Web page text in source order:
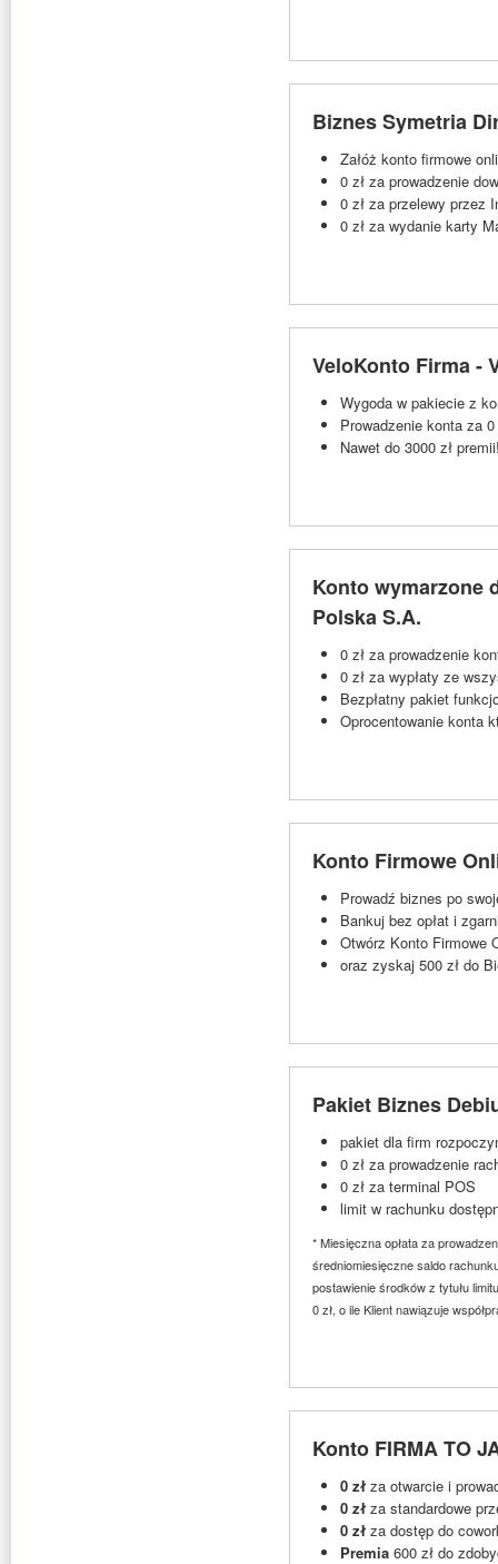
Biznes Symetria
Załóż konto firmowe
0 zł za prowadzenie
0 zł za przelewy przez
0 zł za wydanie karty
VeloKonto Firma -
Wygoda w pakiecie z
Prowadzenie konta za
Nawet do 3000 zł
Konto wymarzone
Polska S.A.
0 zł za prowadzenie
0 zł za wypłaty ze
Bezpłatny pakiet
Oprocentowanie konta
Konto Firmowe
Prowadź biznes po
Bankuj bez opłat i
Otwórz Konto Firmowe
oraz zyskaj 500 zł do
Pakiet Biznes
pakiet dla firm
0 zł za prowadzenie
0 zł za terminal POS
limit w rachunku
* Miesięczna opłata za
średniomiesięczne saldo
postawienie środków z tytułu
0 zł, o ile Klient nawiązuje
Konto FIRMA TO
0 zł za otwarcie i
0 zł za standardowe
0 zł za dostęp do
Premia 600 zł do